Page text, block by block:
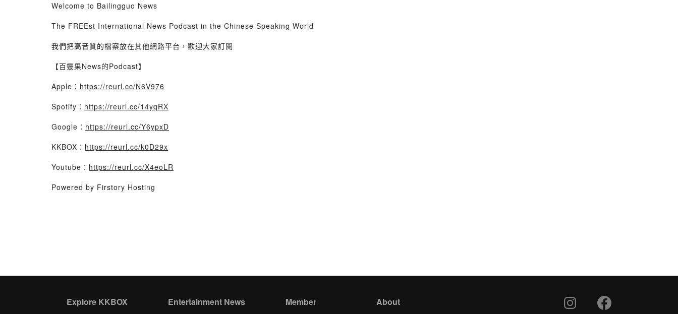
Welcome to Bailingguo News
The FREEst International News Podcast in the Chinese Speaking World
我們把高音質的檔案放在其他網路平台，歡迎大家訂閱
【百靈果News的Podcast】
Apple： https://reurl.cc/N6V976
Spotify： https://reurl.cc/14yqRX
Google： https://reurl.cc/Y6ypxD
KKBOX： https://reurl.cc/k0D29x
Youtube： https://reurl.cc/X4eoLR
Powered by Firstory Hosting
Explore KKBOX Entertainment News Member About